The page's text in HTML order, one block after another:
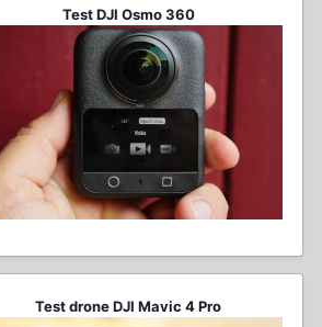
Test DJI Osmo 360
Test drone DJI Mavic 4 Pro